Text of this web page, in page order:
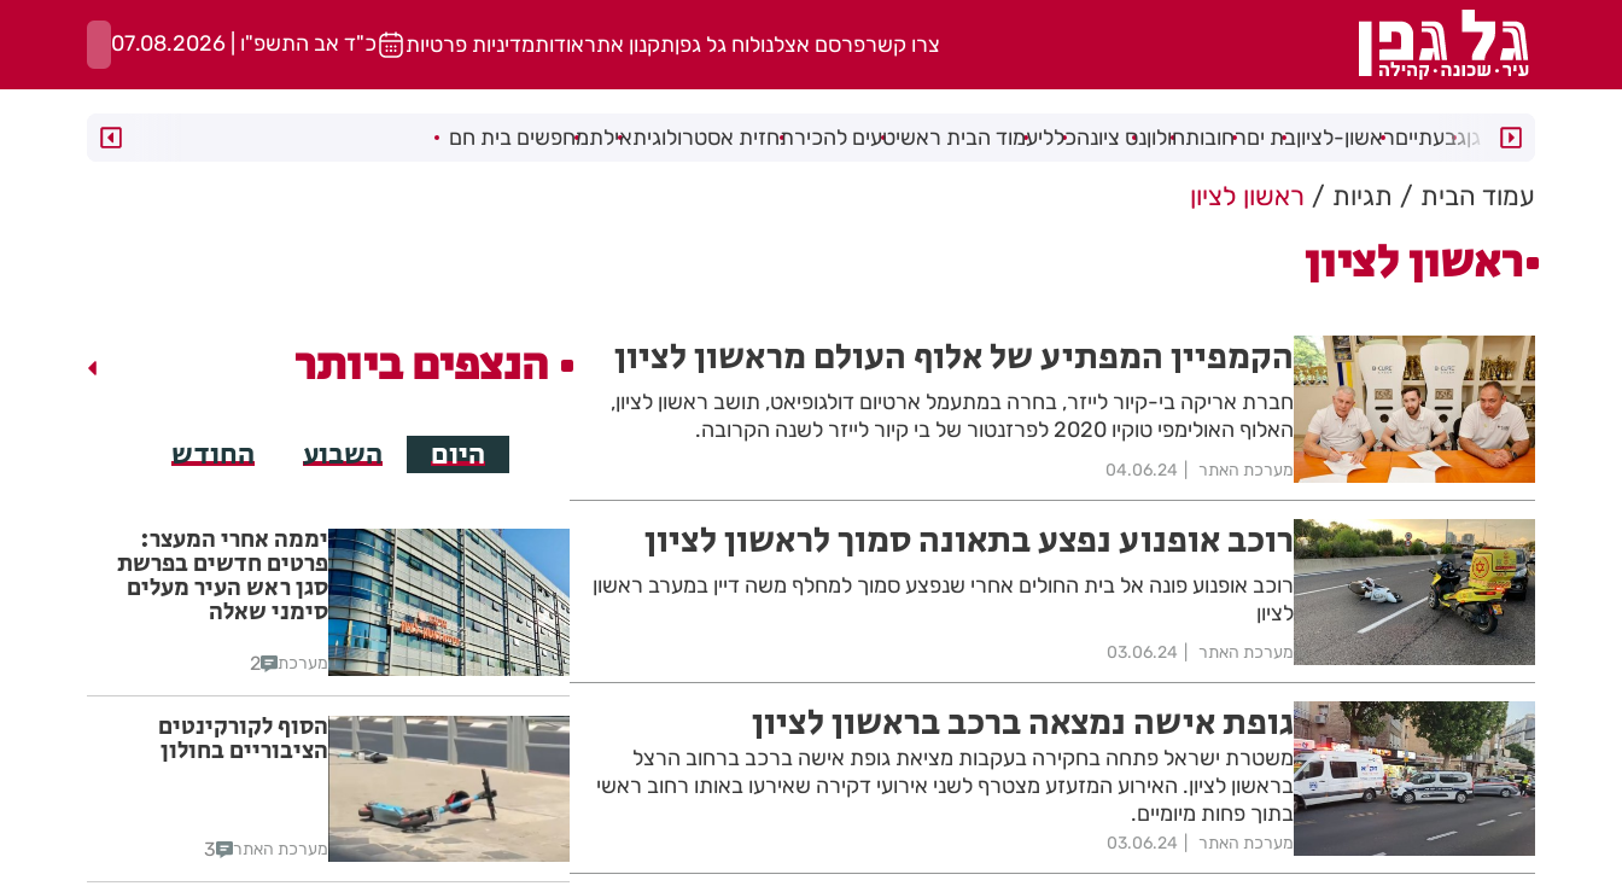
צרו קשרפרסם אצלנולוח גל גפןתקנון אתראודותמדיניות פרטיות כ"ד אב התשפ"ו | 07.08.2026
רמת גןגבעתייםראשון-לציוןבת יםרחובותחולוןנס ציונהכלליעמוד הבית ראשיטעים להכירתחזית אסטרולוגיתאילתמחפשים בית חם
עמוד הבית תגיות ראשון לציון
ראשון לציון
הקמפיין המפתיע של אלוף העולם מראשון לציון
חברת אריקה בי-קיור לייזר, בחרה במתעמל ארטיום דולגופיאט, תושב ראשון לציון,
האלוף האולימפי טוקיו 2020 לפרזנטור של בי קיור לייזר לשנה הקרובה.
מערכת האתר 04.06.24
רוכב אופנוע נפצע בתאונה סמוך לראשון לציון
רוכב אופנוע פונה אל בית החולים אחרי שנפצע סמוך למחלף משה דיין במערב ראשון
לציון
מערכת האתר 03.06.24
גופת אישה נמצאה ברכב בראשון לציון
משטרת ישראל פתחה בחקירה בעקבות מציאת גופת אישה ברכב ברחוב הרצל
בראשון לציון. האירוע המזעזע מצטרף לשני אירועי דקירה שאירעו באותו רחוב ראשי
בתוך פחות מיומיים.
מערכת האתר 03.06.24
הנצפים ביותר
היום השבוע החודש
יממה אחרי המעצר:
פרטים חדשים בפרשת
סגן ראש העיר מעלים
סימני שאלה
מערכת 2
הסוף לקורקינטים
הציבוריים בחולון
מערכת האתר 3